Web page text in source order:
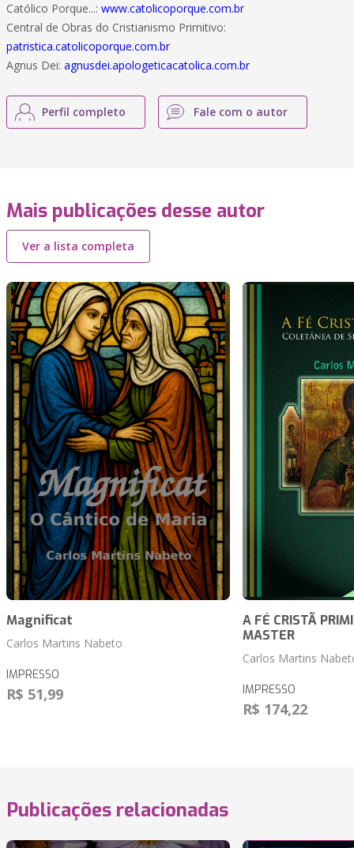
Católico Porque...: www.catolicoporque.com.br
Central de Obras do Cristianismo Primitivo:
patristica.catolicoporque.com.br
Agnus Dei: agnusdei.apologeticacatolica.com.br
Perfil completo Fale com o autor
Mais publicações desse autor
Ver a lista completa
Magnificat
Carlos Martins Nabeto
IMPRESSO
R$ 51,99
A FÉ CRISTÃ
MASTER
Carlos Martins
IMPRESSO
R$ 174,22
Publicações relacionadas